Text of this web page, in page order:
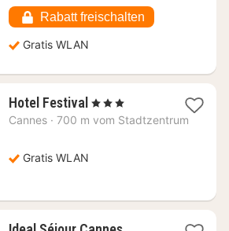
169,29
€
Rabatt freischalten
Gratis WLAN
Hotel Festival 1
Nacht
, 3 Sterne
Cannes · 700 m vom Stadtzentrum
Gratis WLAN